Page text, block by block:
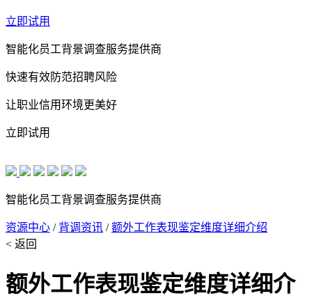
立即试用
智能化员工背景调查服务提供商
快速有效防范招聘风险
让职业信用环境更美好
立即试用
智能化员工背景调查服务提供商
资源中心 / 背调资讯 /额外工作表现鉴定维度详细介绍
< 返回
额外工作表现鉴定维度详细介